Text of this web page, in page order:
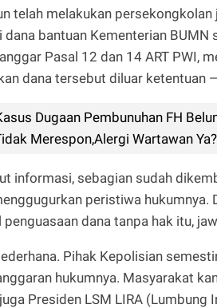
telah melakukan
dana bantuan Kementerian
Pasal 12 dan 14 ART PWI,
dana tersebut diluar ketentuan
Dugaan Pembunuhan FH
Merespon,Alergi Wartawan Ya?
informasi, sebagian sudah
peristiwa hukumnya.
dana tanpa hak itu,
Pihak Kepolisian
hukumnya. Masyarakat
Presiden LSM LIRA (Lumbung